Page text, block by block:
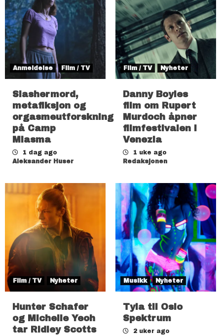
Anmeldelse Film / TV
Slashermord,
metafiksjon og
orgasmeutforskning
på Camp
Miasma
1 dag ago
Aleksander Huser
Film / TV Nyheter
Danny Boyles
film om Rupert
Murdoch åpner
filmfestivalen i
Venezia
1 uke ago
Redaksjonen
Film / TV Nyheter
Hunter Schafer
og Michelle Yeoh
tar Ridley Scotts
Musikk Nyheter
Tyla til Oslo
Spektrum
2 uker ago